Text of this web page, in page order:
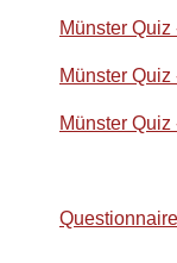
Münster
Münster
Münster